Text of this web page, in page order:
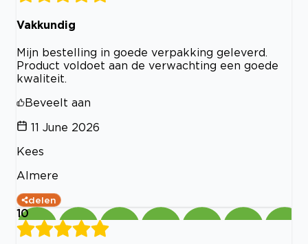
Vakkundig
Mijn bestelling in goede verpakking geleverd.
Product voldoet aan de verwachting een goede
kwaliteit.
Beveelt aan
11 June 2026
Kees
Almere
delen
10